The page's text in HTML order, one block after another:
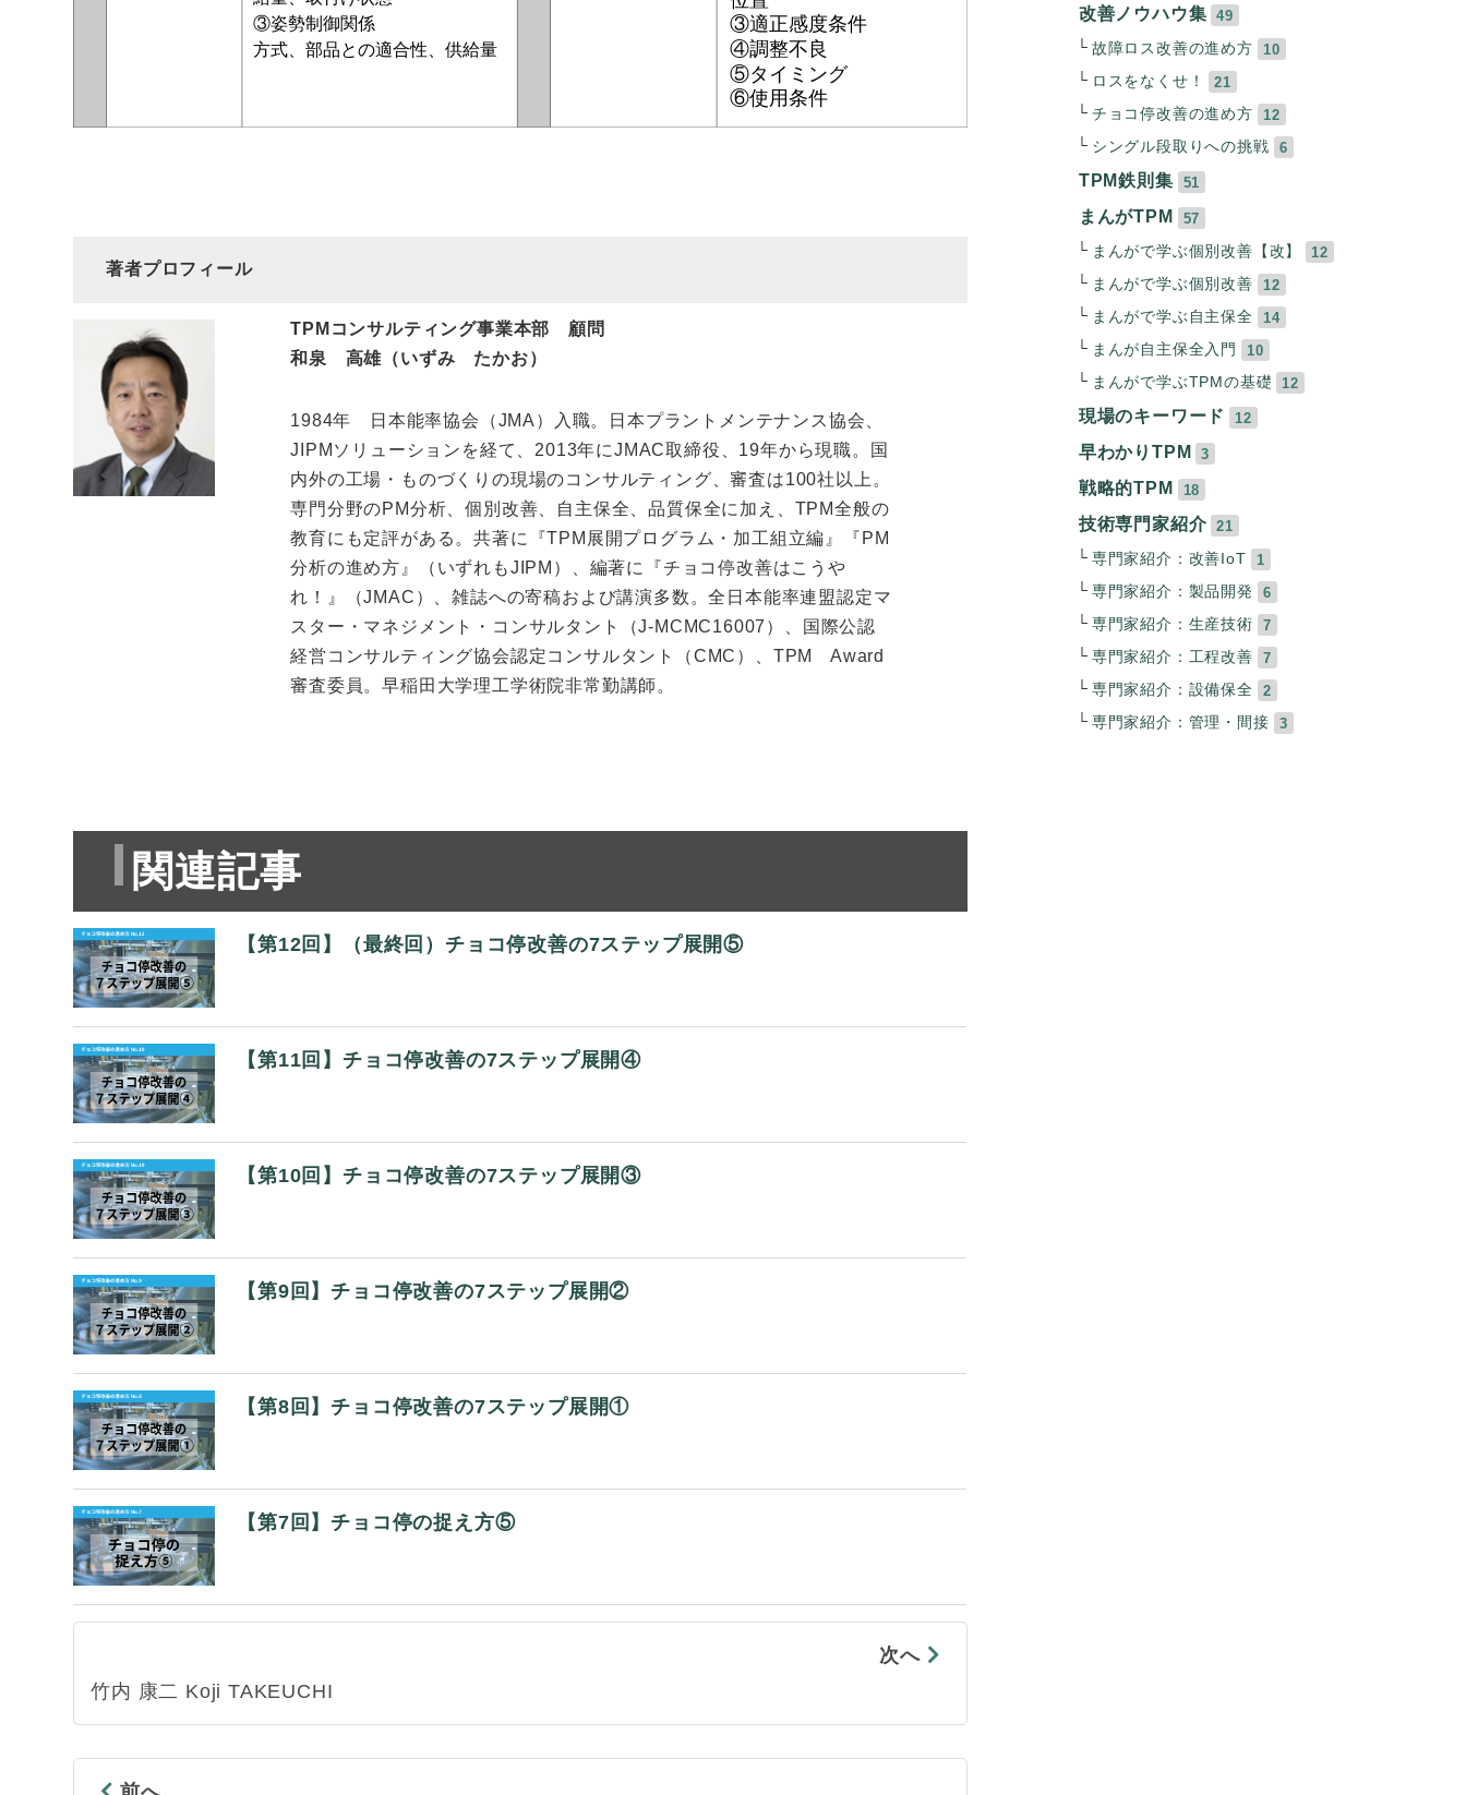
著者プロフィール
TPMコンサルティング事業本部 顧問
和泉 高雄（いずみ たかお）
1984年 日本能率協会（JMA）入職。日本プラントメンテナンス協会、
JIPMソリューションを経て、2013年にJMAC取締役、19年から現職。国
内外の工場・ものづくりの現場のコンサルティング、審査は100社以上。
専門分野のPM分析、個別改善、自主保全、品質保全に加え、TPM全般の
教育にも定評がある。共著に『TPM展開プログラム・加工組立編』『PM
分析の進め方』（いずれもJIPM）、編著に『チョコ停改善はこうや
れ！』（JMAC）、雑誌への寄稿および講演多数。全日本能率連盟認定マ
スター・マネジメント・コンサルタント（J-MCMC16007）、国際公認
経営コンサルティング協会認定コンサルタント（CMC）、TPM Award
審査委員。早稲田大学理工学術院非常勤講師。
関連記事
【第12回】（最終回）チョコ停改善の7ステップ展開⑤
【第11回】チョコ停改善の7ステップ展開④
【第10回】チョコ停改善の7ステップ展開③
【第9回】チョコ停改善の7ステップ展開②
【第8回】チョコ停改善の7ステップ展開①
【第7回】チョコ停の捉え方⑤
次へ
竹内 康二 Koji TAKEUCHI
改善ノウハウ集 49
故障ロス改善の進め方
10
ロスをなくせ！
21
チョコ停改善の進め方
12
シングル段取りへの挑戦
6
TPM鉄則集 51
まんがTPM 57
まんがで学ぶ個別改善【改】
12
まんがで学ぶ個別改善
12
まんがで学ぶ自主保全
14
まんが自主保全入門
10
まんがで学ぶTPMの基礎
12
現場のキーワード 12
早わかりTPM 3
戦略的TPM 18
技術専門家紹介 21
専門家紹介：改善IoT
1
専門家紹介：製品開発
6
専門家紹介：生産技術
7
専門家紹介：工程改善
7
専門家紹介：設備保全
2
専門家紹介：管理・間接
3